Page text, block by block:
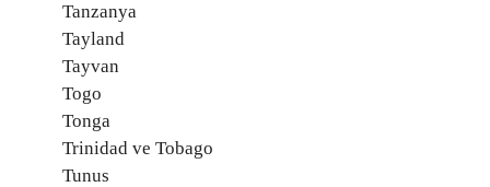
Tanzanya
Tayland
Tayvan
Togo
Tonga
Trinidad ve Tobago
Tunus